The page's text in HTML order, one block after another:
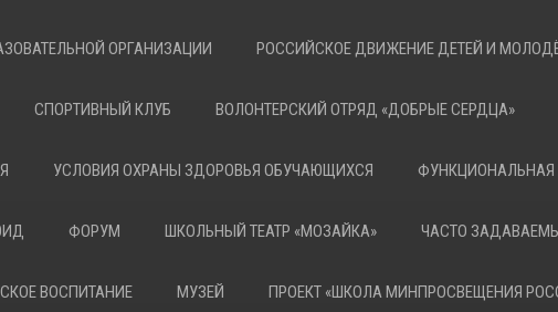
ОРГАНИЗАЦИИ РОССИЙСКОЕ ДВИЖЕНИЕ ДЕТЕЙ И
СПОРТИВНЫЙ КЛУБ ВОЛОНТЕРСКИЙ ОТРЯД «ДОБРЫЕ СЕРДЦА»
УСЛОВИЯ ОХРАНЫ ЗДОРОВЬЯ ОБУЧАЮЩИХСЯ ФУНКЦИОНАЛЬНАЯ
ФОРУМ ШКОЛЬНЫЙ ТЕАТР «МОЗАЙКА» ЧАСТО
ВОСПИТАНИЕ МУЗЕЙ ПРОЕКТ «ШКОЛА МИНПРОСВЕЩЕНИЯ